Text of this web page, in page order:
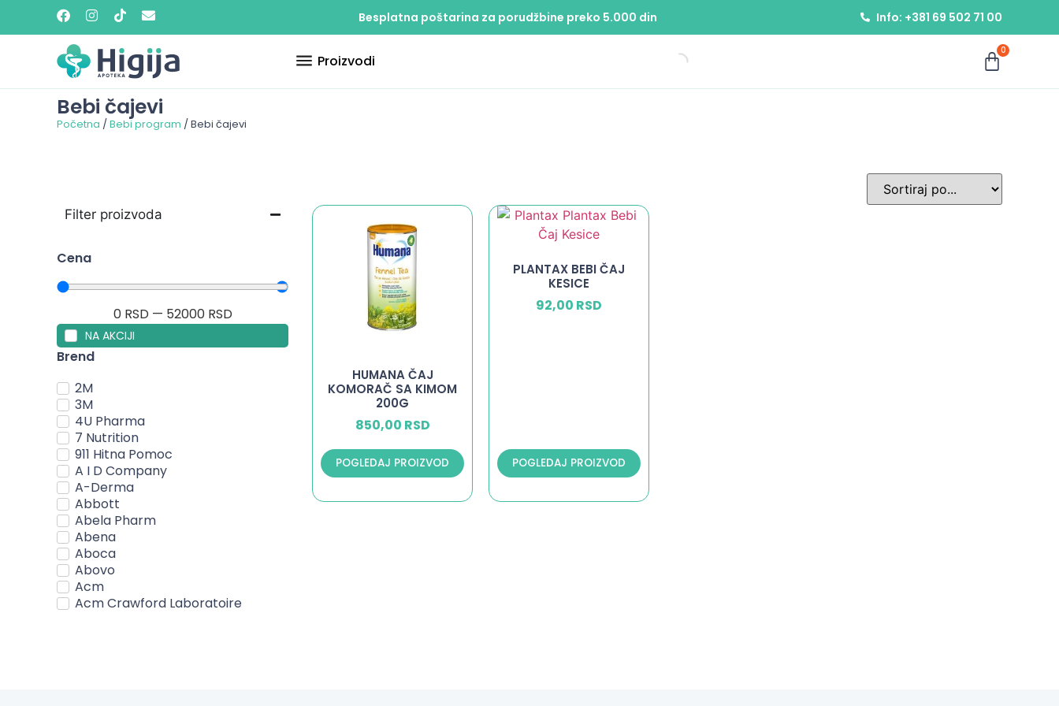
Besplatna poštarina za porudžbine preko 5.000 din Info: +381 69 502 71 00
Proizvodi
0
Bebi čajevi
Početna /Bebi program / Bebi čajevi
Filter proizvoda
Cena
0 RSD — 52000 RSD
NA AKCIJI
Brend
2M
3M
4U Pharma
7 Nutrition
911 Hitna Pomoc
A I D Company
A-Derma
Abbott
Abela Pharm
Abena
Aboca
Abovo
Acm
Acm Crawford Laboratoire
HUMANA ČAJ
KOMORAČ SA KIMOM
200G
850,00 RSD
POGLEDAJ PROIZVOD
PLANTAX BEBI ČAJ
KESICE
92,00 RSD
POGLEDAJ PROIZVOD